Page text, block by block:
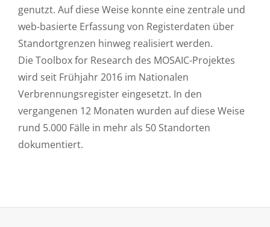
genutzt. Auf diese Weise konnte eine zentrale und
web-basierte Erfassung von Registerdaten über
Standortgrenzen hinweg realisiert werden.
Die Toolbox for Research des MOSAIC-Projektes
wird seit Frühjahr 2016 im Nationalen
Verbrennungsregister eingesetzt. In den
vergangenen 12 Monaten wurden auf diese Weise
rund 5.000 Fälle in mehr als 50 Standorten
dokumentiert.